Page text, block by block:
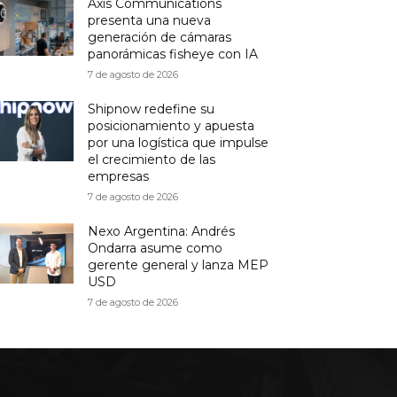
Axis Communications
presenta una nueva
generación de cámaras
panorámicas fisheye con IA
7 de agosto de 2026
Shipnow redefine su
posicionamiento y apuesta
por una logística que impulse
el crecimiento de las
empresas
7 de agosto de 2026
Nexo Argentina: Andrés
Ondarra asume como
gerente general y lanza MEP
USD
7 de agosto de 2026